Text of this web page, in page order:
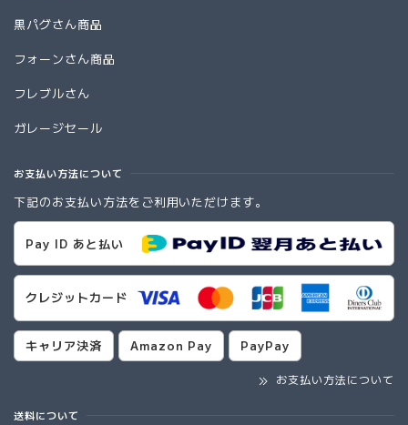
黒パグさん商品
フォーンさん商品
フレブルさん
ガレージセール
お支払い方法について
下記のお支払い方法をご利用いただけます。
Pay ID あと払い
クレジットカード
キャリア決済 Amazon Pay PayPay
お支払い方法について
送料について